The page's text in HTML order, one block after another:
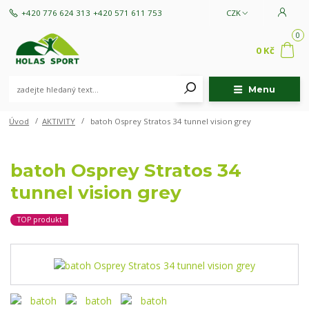
Menu
CZK
+420 776 624 313 +420 571 611 753
0
0 Kč
Úvod AKTIVITY batoh Osprey Stratos 34 tunnel vision grey
batoh Osprey Stratos 34
tunnel vision grey
TOP produkt